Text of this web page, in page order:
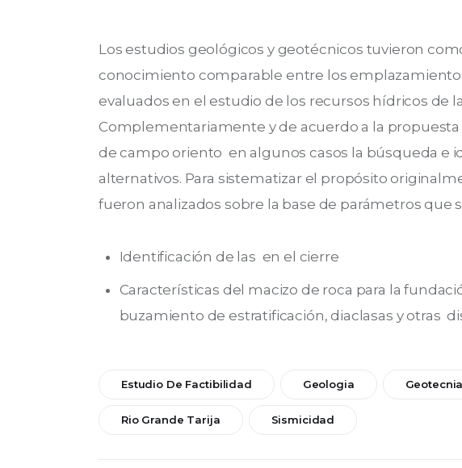
Los estudios geológicos y geotécnicos tuvieron
conocimiento comparable entre los
evaluados en el estudio de los recursos hídricos de
Complementariamente y de acuerdo a la
de campo oriento  en algunos casos la búsqueda e
alternativos. Para sistematizar el propósito
fueron analizados sobre la base de parámetros que
Identificación de las en el cierre
Características del macizo de roca para la
buzamiento de estratificación, diaclasas y otras
Estudio De Factibilidad Geologia Geotecnia
Rio Grande Tarija Sismicidad